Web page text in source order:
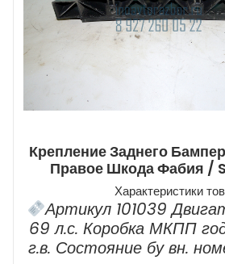
Крепление Заднего
Правое Шкода Фабия /
Характеристики
Артикул 101039
69 л.с. Коробка МКПП
г.в. Состояние бу вн.